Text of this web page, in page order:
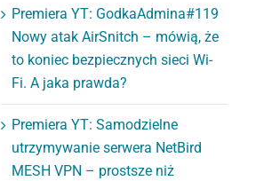
Premiera YT: GodkaAdmina#119
Nowy atak AirSnitch – mówią, że
to koniec bezpiecznych sieci Wi-
Fi. A jaka prawda?
Premiera YT: Samodzielne
utrzymywanie serwera NetBird
MESH VPN – prostsze niż